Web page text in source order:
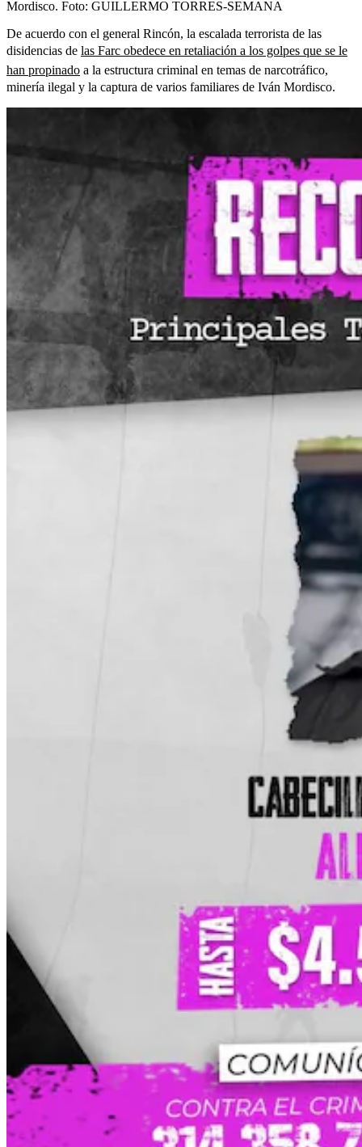
Mordisco. Foto: GUILLERMO TORRES-SEMANA
De acuerdo con el general Rincón, la escalada terrorista de las
disidencias de las Farc obedece en retaliación a los golpes que se le
han propinado a la estructura criminal en temas de narcotráfico,
minería ilegal y la captura de varios familiares de Iván Mordisco.